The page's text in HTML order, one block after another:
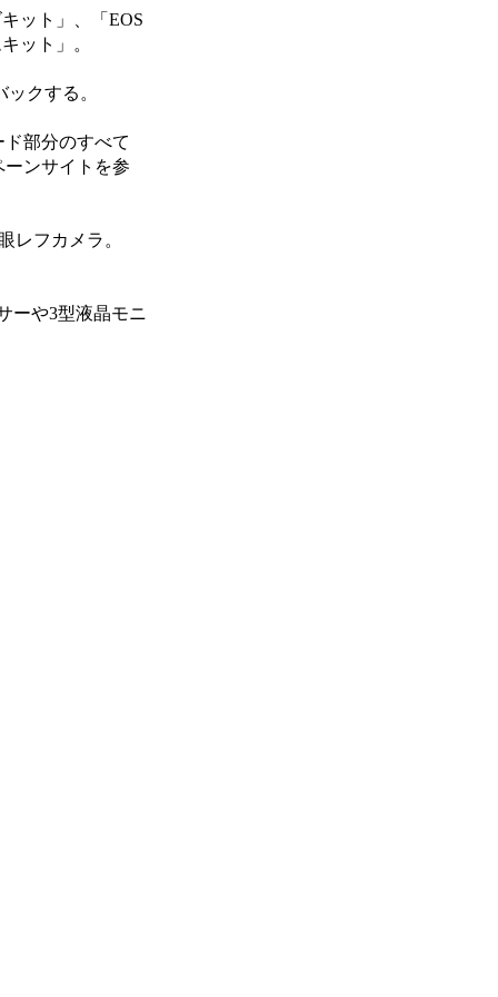
ット」、「EOS
ット」。
クする。
部分のすべて
ンサイトを参
レフカメラ。
ーや3型液晶モニ